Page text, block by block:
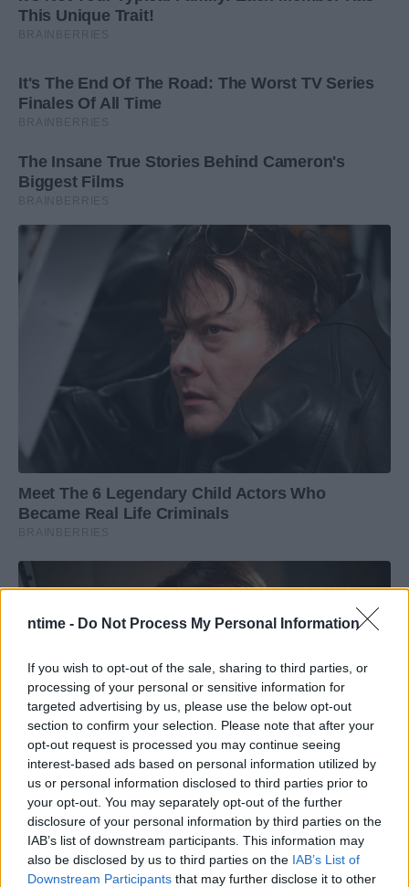
ntime - Do Not Process My Personal Information
If you wish to opt-out of the sale, sharing to third parties, or
processing of your personal or sensitive information for
targeted advertising by us, please use the below opt-out
section to confirm your selection. Please note that after your
opt-out request is processed you may continue seeing
interest-based ads based on personal information utilized by
us or personal information disclosed to third parties prior to
your opt-out. You may separately opt-out of the further
disclosure of your personal information by third parties on the
IAB’s list of downstream participants. This information may
also be disclosed by us to third parties on the IAB’s List of
Downstream Participants that may further disclose it to other